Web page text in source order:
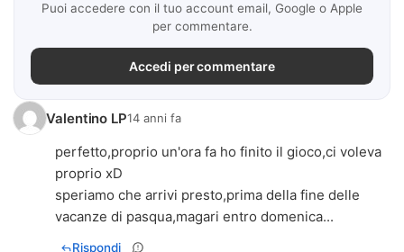
Puoi accedere con il tuo account email, Google o Apple
per commentare.
Accedi per commentare
Valentino LP14 anni fa
perfetto,proprio un'ora fa ho finito il gioco,ci voleva
proprio xD
speriamo che arrivi presto,prima della fine delle
vacanze di pasqua,magari entro domenica...
Rispondi